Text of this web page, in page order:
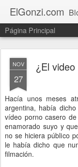
ElGonzi.com Blog
Página Principal
NOV
27
¿El
Hacía unos meses
argentina, había
vídeo porno casero
enamorado suyo y
no se hiciera público
le había dicho que
filmación.